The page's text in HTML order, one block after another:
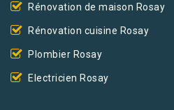
Rénovation de maison Rosay
Rénovation cuisine Rosay
Plombier Rosay
Electricien Rosay